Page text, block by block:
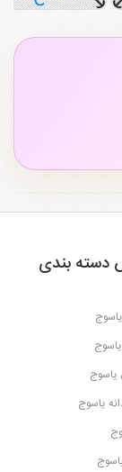
دسته بندی
یاسوج
یاسوج